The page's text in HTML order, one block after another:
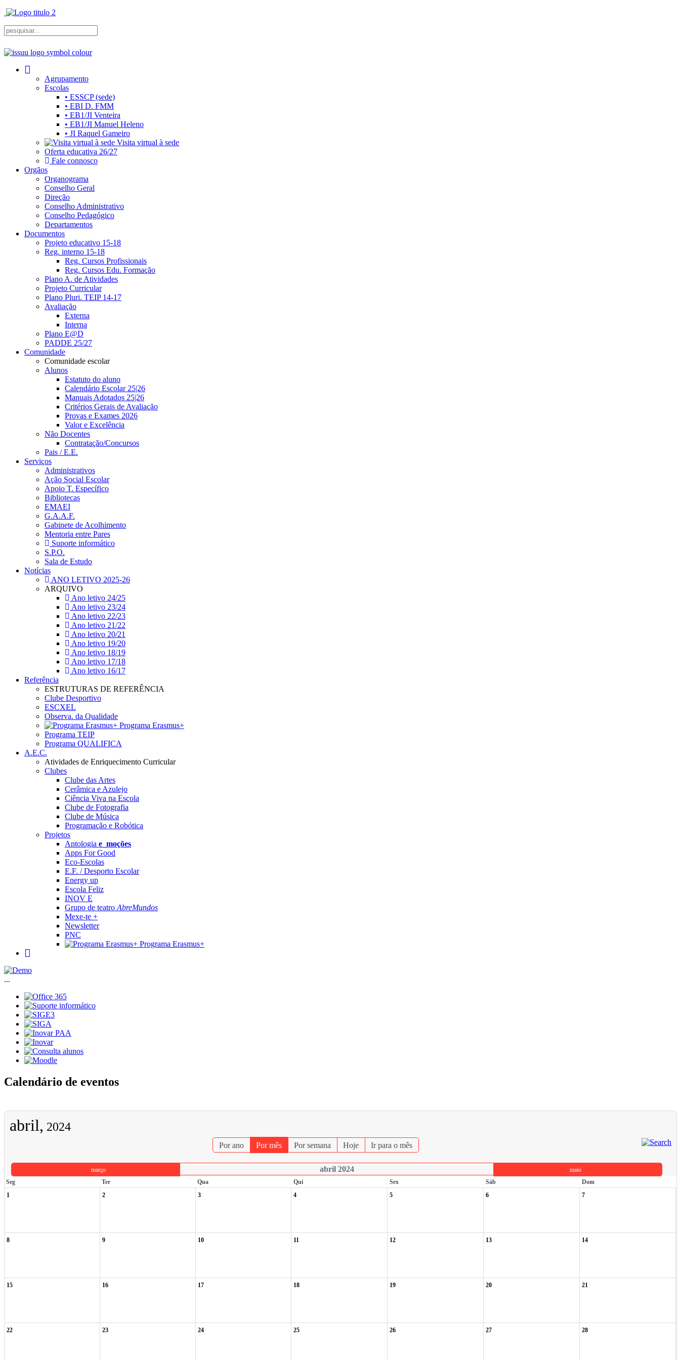
Agrupamento
Escolas
• ESSCP (sede)
• EBI D. FMM
• EB1/JI Venteira
• EB1/JI Manuel Heleno
• JI Raquel Gameiro
Visita virtual à sede
Oferta educativa 26/27
Fale connosco
Orgãos
Organograma
Conselho Geral
Direção
Conselho Administrativo
Conselho Pedagógico
Departamentos
Documentos
Projeto educativo 15-18
Reg. interno 15-18
Reg. Cursos Profissionais
Reg. Cursos Edu. Formação
Plano A. de Atividades
Projeto Curricular
Plano Pluri. TEIP 14-17
Avaliação
Externa
Interna
Plano E@D
PADDE 25/27
Comunidade
Comunidade escolar
Alunos
Estatuto do aluno
Calendário Escolar 25|26
Manuais Adotados 25|26
Critérios Gerais de Avaliação
Provas e Exames 2026
Valor e Excelência
Não Docentes
Contratação/Concursos
Pais / E.E.
Serviços
Administrativos
Ação Social Escolar
Apoio T. Específico
Bibliotecas
EMAEI
G.A.A.F.
Gabinete de Acolhimento
Mentoria entre Pares
Suporte informático
S.P.O.
Sala de Estudo
Notícias
ANO LETIVO 2025-26
ARQUIVO
Ano letivo 24/25
Ano letivo 23/24
Ano letivo 22/23
Ano letivo 21/22
Ano letivo 20/21
Ano letivo 19/20
Ano letivo 18/19
Ano letivo 17/18
Ano letivo 16/17
Referência
ESTRUTURAS DE REFERÊNCIA
Clube Desportivo
ESCXEL
Observa. da Qualidade
Programa Erasmus+
Programa TEIP
Programa QUALIFICA
A.E.C.
Atividades de Enriquecimento Curricular
Clubes
Clube das Artes
Cerâmica e Azulejo
Ciência Viva na Escola
Clube de Fotografia
Clube de Música
Programação e Robótica
Projetos
Antologia e_moções
Apps For Good
Eco-Escolas
E.F. / Desporto Escolar
Energy up
Escola Feliz
INOV E
Grupo de teatro AbreMundos
Mexe-te +
Newsletter
PNC
Programa Erasmus+
...
Calendário de eventos
abril, 2024
Por ano Por mês Por semana Hoje Ir para o mês
março abril 2024
maio
Seg
Ter Qua Qui Sex Sáb
Dom
1
2 3 4 5 6 7
8 9 10 11 12 13 14
15 16 17 18 19 20 21
22 23 24 25 26 27 28